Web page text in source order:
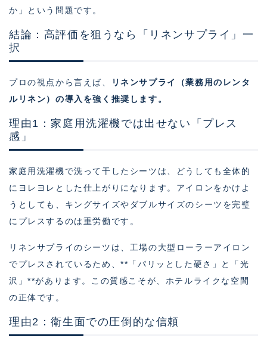
か」という問題です。
結論：高評価を狙うなら「リネンサプライ」一
択
プロの視点から言えば、
リネンサプライ（業務用のレンタ
ルリネン）の導入を強く推奨します。
理由1：家庭用洗濯機では出せない「プレス
感」
家庭用洗濯機で洗って干したシーツは、どうしても全体的
にヨレヨレとした仕上がりになります。アイロンをかけよ
うとしても、キングサイズやダブルサイズのシーツを完璧
にプレスするのは重労働です。
リネンサプライのシーツは、工場の大型ローラーアイロン
でプレスされているため、**「パリッとした硬さ」と「光
沢」**があります。この質感こそが、ホテルライクな空間
の正体です。
理由2：衛生面での圧倒的な信頼